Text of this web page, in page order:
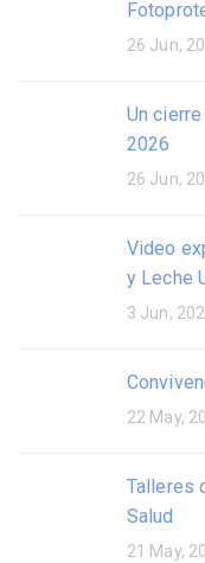
26 Jun,
Un cierre
2026
26 Jun,
Video
y Leche
3 Jun,
22 May,
Talleres
Salud
21 May,